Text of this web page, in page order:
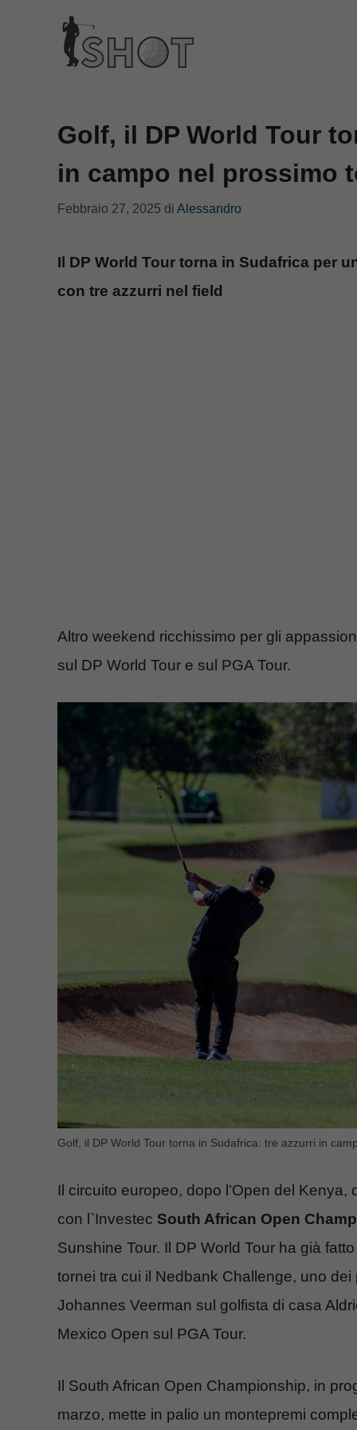
contenuto
Golf, il DP World Tour
in campo nel prossimo
Febbraio 27, 2025 di Alessandro
Il DP World Tour torna in Sudafrica per
con tre azzurri nel field
Altro weekend ricchissimo per gli
sul DP World Tour e sul PGA Tour.
Golf, il DP World Tour torna in Sudafrica: tre azzurri in
Il circuito europeo, dopo l’Open del
con l`Investec South African Open
Sunshine Tour. Il DP World Tour ha già
tornei tra cui il Nedbank Challenge, uno
Johannes Veerman sul golfista di casa
Mexico Open sul PGA Tour.
Il South African Open Championship, in
marzo, mette in palio un montepremi